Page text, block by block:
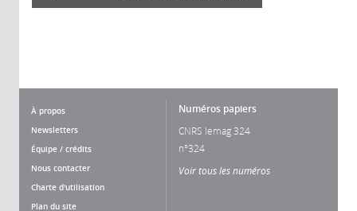
À propos
Newsletters
Équipe / crédits
Nous contacter
Charte d'utilisation
Plan du site
Numéros papiers
CNRS lemag 324
n°324
Voir tous les numéros